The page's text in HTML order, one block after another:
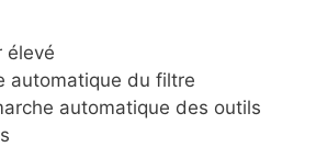
élevé
automatique du filtre
automatique des outils